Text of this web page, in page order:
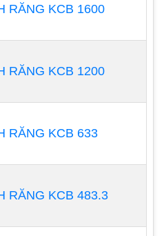
những động cơ này
cung cấp khả năng điều
động. Máy bơm định
núm điều chỉnh đầu ra
lượng bơm tự động,
xoay chiều có tốc độ
cung cấp bởi bộ
đổi. Bộ biến tần được
xa sẽ thay đổi vòng tua
tương ứng để đáp ứng
4-20 mA hoặc tín hiệu
RĂNG KCB 1600
RĂNG KCB 1200
RĂNG KCB 633
RĂNG KCB 483.3